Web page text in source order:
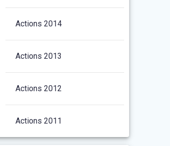
Actions 2014
Actions 2013
Actions 2012
Actions 2011